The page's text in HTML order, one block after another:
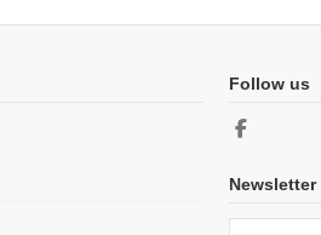
Follow us
Newsletter